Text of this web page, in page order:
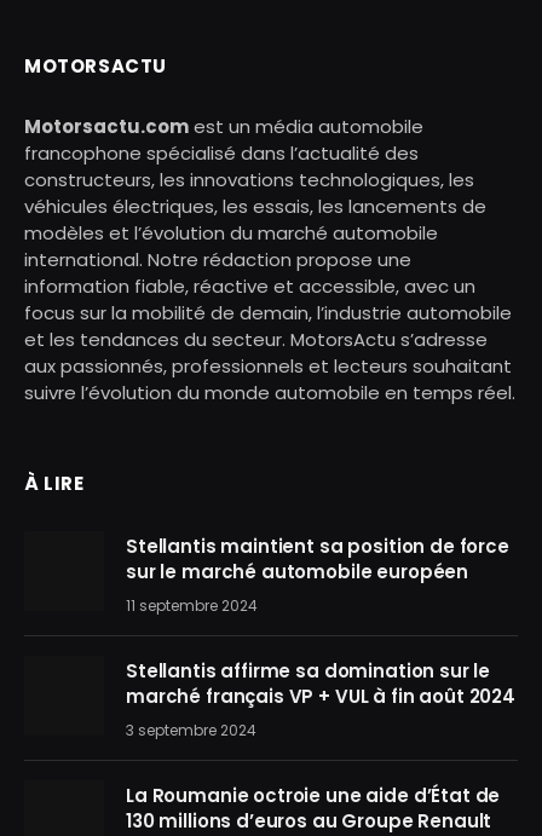
MOTORSACTU
Motorsactu.comest un média automobile
francophone spécialisé dans l’actualité des
constructeurs, les innovations technologiques, les
véhicules électriques, les essais, les lancements de
modèles et l’évolution du marché automobile
international. Notre rédaction propose une
information fiable, réactive et accessible, avec un
focus sur la mobilité de demain, l’industrie automobile
et les tendances du secteur. MotorsActu s’adresse
aux passionnés, professionnels et lecteurs souhaitant
suivre l’évolution du monde automobile en temps réel.
À LIRE
Stellantis maintient sa position de force
sur le marché automobile européen
11 septembre 2024
Stellantis affirme sa domination sur le
marché français VP + VUL à fin août 2024
3 septembre 2024
La Roumanie octroie une aide d’État de
130 millions d’euros au Groupe Renault